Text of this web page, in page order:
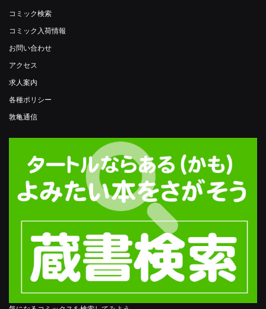
コミック検索
コミック入荷情報
お問い合わせ
アクセス
求人案内
各種ポリシー
敦亀通信